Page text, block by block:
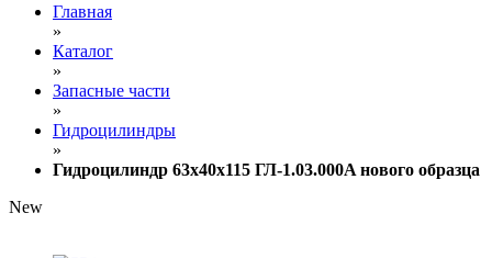
Главная
»
Каталог
»
Запасные части
»
Гидроцилиндры
»
Гидроцилиндр 63x40х115 ГЛ-1.03.000A нового образца
New